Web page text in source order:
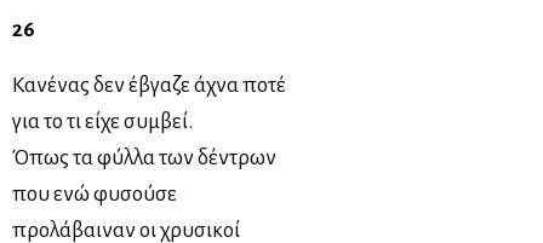
26
Κανένας δεν έβγαζε άχνα ποτέ
για το τι είχε συμβεί.
Όπως τα φύλλα των δέντρων
που ενώ φυσούσε
προλάβαιναν οι χρυσικοί